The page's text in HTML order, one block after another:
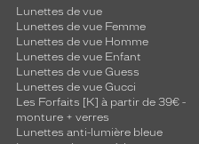
Lunettes de vue
Lunettes de vue Femme
Lunettes de vue Homme
Lunettes de vue Enfant
Lunettes de vue Guess
Lunettes de vue Gucci
Les Forfaits [K] à partir de 39€ -
monture + verres
Lunettes anti-lumière bleue